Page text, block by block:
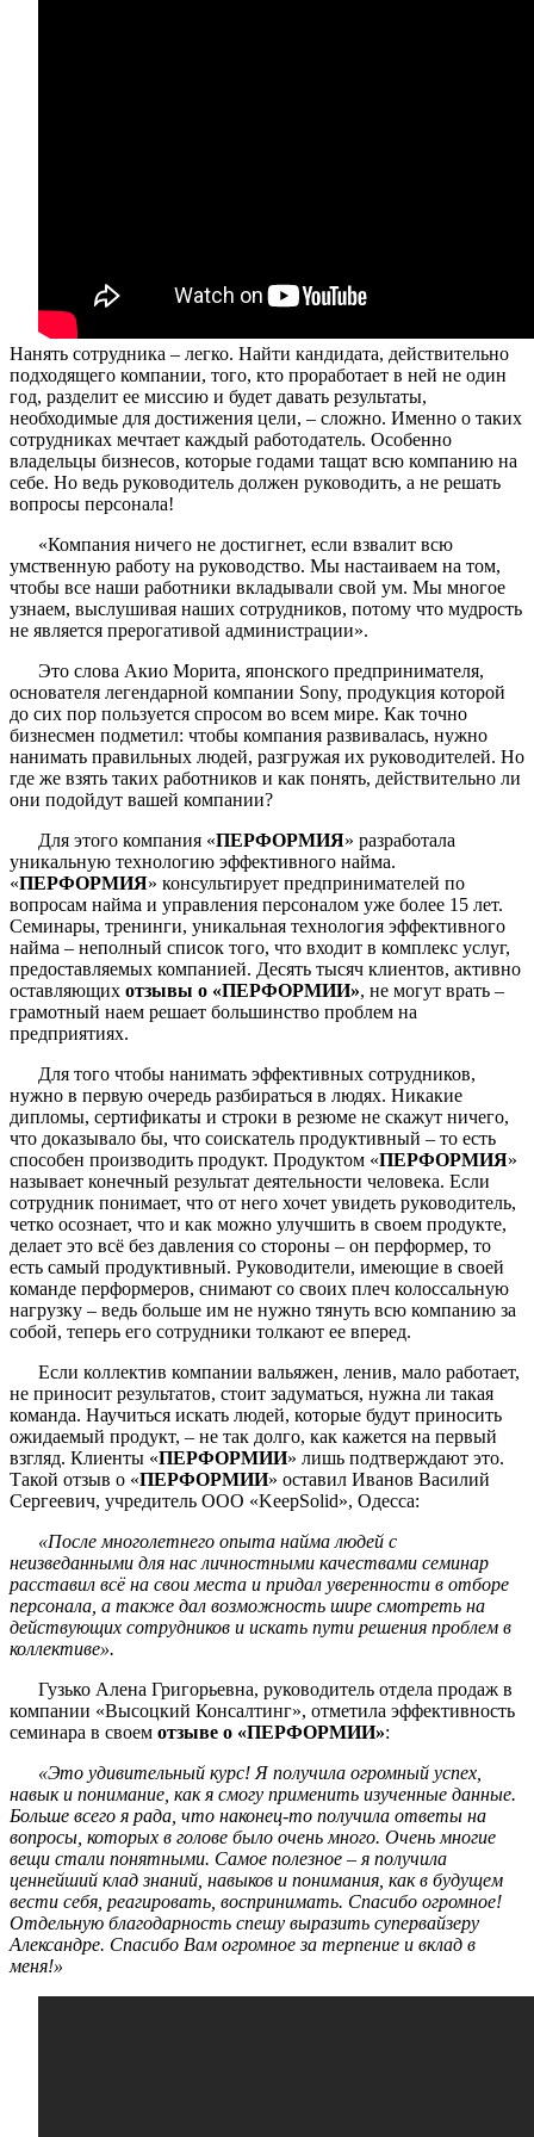
Нанять сотрудника – легко. Найти кандидата, действительно
подходящего компании, того, кто проработает в ней не один
год, разделит ее миссию и будет давать результаты,
необходимые для достижения цели, – сложно. Именно о таких
сотрудниках мечтает каждый работодатель. Особенно
владельцы бизнесов, которые годами тащат всю компанию на
себе. Но ведь руководитель должен руководить, а не решать
вопросы персонала!
«Компания ничего не достигнет, если взвалит всю
умственную работу на руководство. Мы настаиваем на том,
чтобы все наши работники вкладывали свой ум. Мы многое
узнаем, выслушивая наших сотрудников, потому что мудрость
не является прерогативой администрации».
Это слова Акио Морита, японского предпринимателя,
основателя легендарной компании Sony, продукция которой
до сих пор пользуется спросом во всем мире. Как точно
бизнесмен подметил: чтобы компания развивалась, нужно
нанимать правильных людей, разгружая их руководителей. Но
где же взять таких работников и как понять, действительно ли
они подойдут вашей компании?
Для этого компания «ПЕРФОРМИЯ» разработала
уникальную технологию эффективного найма.
«ПЕРФОРМИЯ» консультирует предпринимателей по
вопросам найма и управления персоналом уже более 15 лет.
Семинары, тренинги, уникальная технология эффективного
найма – неполный список того, что входит в комплекс услуг,
предоставляемых компанией. Десять тысяч клиентов, активно
оставляющих отзывы о «ПЕРФОРМИИ», не могут врать –
грамотный наем решает большинство проблем на
предприятиях.
Для того чтобы нанимать эффективных сотрудников,
нужно в первую очередь разбираться в людях. Никакие
дипломы, сертификаты и строки в резюме не скажут ничего,
что доказывало бы, что соискатель продуктивный – то есть
способен производить продукт. Продуктом «ПЕРФОРМИЯ»
называет конечный результат деятельности человека. Если
сотрудник понимает, что от него хочет увидеть руководитель,
четко осознает, что и как можно улучшить в своем продукте,
делает это всё без давления со стороны – он перформер, то
есть самый продуктивный. Руководители, имеющие в своей
команде перформеров, снимают со своих плеч колоссальную
нагрузку – ведь больше им не нужно тянуть всю компанию за
собой, теперь его сотрудники толкают ее вперед.
Если коллектив компании вальяжен, ленив, мало работает,
не приносит результатов, стоит задуматься, нужна ли такая
команда. Научиться искать людей, которые будут приносить
ожидаемый продукт, – не так долго, как кажется на первый
взгляд. Клиенты «ПЕРФОРМИИ» лишь подтверждают это.
Такой отзыв о «ПЕРФОРМИИ» оставил Иванов Василий
Сергеевич, учредитель ООО «KeepSolid», Одесса:
«После многолетнего опыта найма людей с
неизведанными для нас личностными качествами семинар
расставил всё на свои места и придал уверенности в отборе
персонала, а также дал возможность шире смотреть на
действующих сотрудников и искать пути решения проблем в
коллективе».
Гузько Алена Григорьевна, руководитель отдела продаж в
компании «Высоцкий Консалтинг», отметила эффективность
семинара в своем отзыве о «ПЕРФОРМИИ»:
«Это удивительный курс! Я получила огромный успех,
навык и понимание, как я смогу применить изученные данные.
Больше всего я рада, что наконец-то получила ответы на
вопросы, которых в голове было очень много. Очень многие
вещи стали понятными. Самое полезное – я получила
ценнейший клад знаний, навыков и понимания, как в будущем
вести себя, реагировать, воспринимать. Спасибо огромное!
Отдельную благодарность спешу выразить супервайзеру
Александре. Спасибо Вам огромное за терпение и вклад в
меня!»